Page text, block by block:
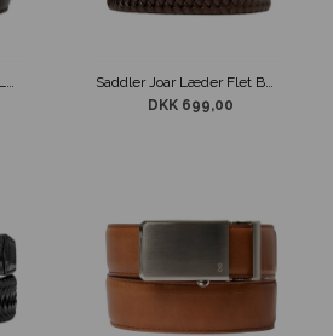
Saddler Dagon Vendbart Læderbælte Sort/Cognac
Saddler Joar Læder Flet Bælte Brun
DKK 699,00